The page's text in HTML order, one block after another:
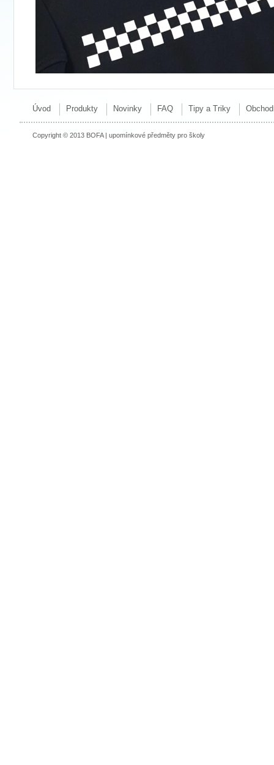
Úvod Produkty Novinky FAQ Tipy a Triky
Copyright © 2013 BOFA | upomínkové předměty pro školy